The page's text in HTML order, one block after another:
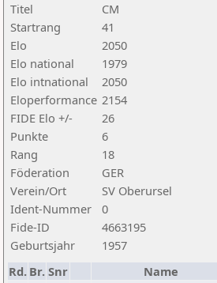
Titel
CM
Startrang
41
Elo
2050
Elo national
1979
Elo intnational
2050
Eloperformance 2154
FIDE Elo +/-
26
Punkte
6
Rang
18
Föderation
GER
Verein/Ort
SV Oberursel
Ident-Nummer
0
Fide-ID
4663195
Geburtsjahr
1957
Rd. Br. Snr Name